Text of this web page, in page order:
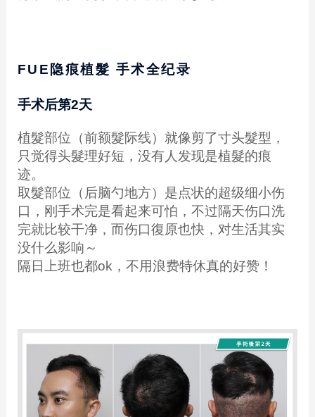
FUE 隐痕植髮 手术全纪录
手术后第2天
植髮部位（前额髮际线）就像剪了寸头髮型，
只觉得头髮理好短，没有人发现是植髮的痕
迹。
取髮部位（后脑勺地方）是点状的超级细小伤
口，刚手术完是看起来可怕，不过隔天伤口洗
完就比较干净，而伤口復原也快，对生活其实
没什么影响～
隔日上班也都ok，不用浪费特休真的好赞！